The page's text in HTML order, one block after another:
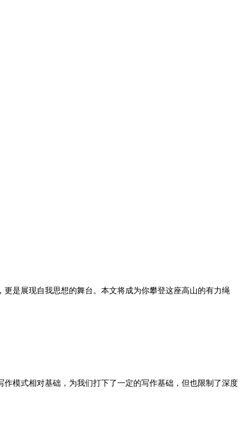
是展现自我思想的舞台。本文将成为你攀登这座高山的有力绳
模式相对基础，为我们打下了一定的写作基础，但也限制了深度